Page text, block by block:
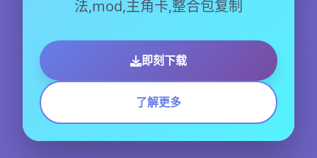
法,mod,主角卡,整合包复制
即刻下载
了解更多